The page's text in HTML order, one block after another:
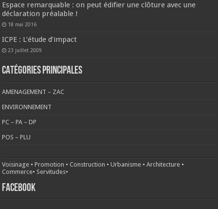
Espace remarquable : on peut édifier une clôture avec une
déclaration préalable !
18 mai 2016
ICPE : L’étude d’impact
23 juillet 2009
CATÉGORIES PRINCIPALES
AMENAGEMENT – ZAC
ENVIRONNEMENT
PC – PA – DP
POS – PLU
Voisinage •Promotion •Construction •Urbanisme •Architecture •
Commerce• Servitudes•
FACEBOOK